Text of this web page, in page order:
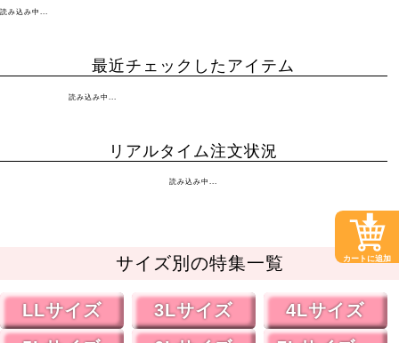
読み込み中...
最近チェックしたアイテム
読み込み中...
リアルタイム注文状況
読み込み中...
サイズ別の特集一覧
LLサイズ 3Lサイズ
4Lサイズ
カートに追加